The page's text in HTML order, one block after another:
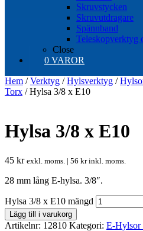
Skruvstycken
Skruvutdragare
Spännband
Teleskopverktyg
Close
0 VAROR
Hem /Verktyg /Hylsverktyg /
Torx / Hylsa 3/8 x E10
Hylsa 3/8 x E10
45 kr exkl. moms. | 56 krinkl. moms.
28 mm lång E-hylsa. 3/8″.
Hylsa 3/8 x E10 mängd
Lägg till i varukorg
Artikelnr: 12810 Kategori: E-Hylsor